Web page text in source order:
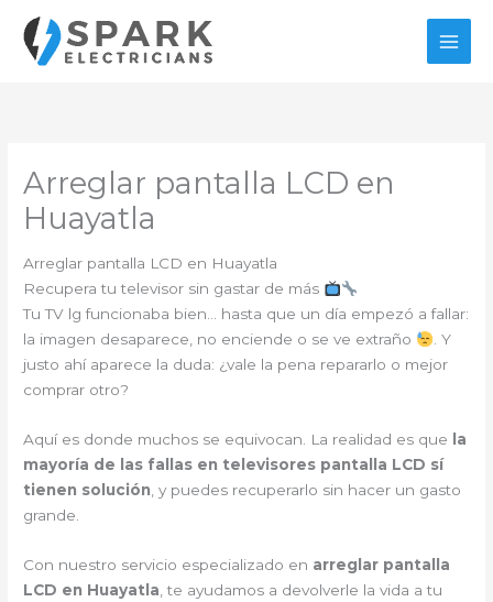
contenido
Arreglar pantalla LCD en
Huayatla
Arreglar pantalla LCD en Huayatla
Recupera tu televisor sin gastar de más
Tu TV lg funcionaba bien… hasta que un día empezó a fallar:
la imagen desaparece, no enciende o se ve extraño
. Y
justo ahí aparece la duda: ¿vale la pena repararlo o mejor
comprar otro?
Aquí es donde muchos se equivocan. La realidad es que
la
mayoría de las fallas en televisores pantalla LCD sí
tienen solución , y puedes recuperarlo sin hacer un gasto
grande.
Con nuestro servicio especializado en arreglar pantalla
LCD en Huayatla , te ayudamos a devolverle la vida a tu